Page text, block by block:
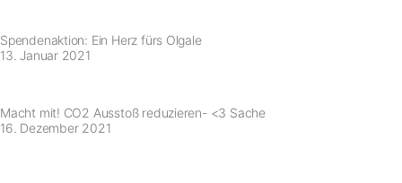
Spendenaktion: Ein Herz fürs Olgale
13. Januar 2021
Macht mit! CO2 Ausstoß reduzieren- <3 Sache
16. Dezember 2021